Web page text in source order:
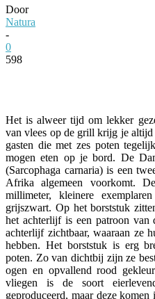
Door
Natura
-
0
598
Het is alweer tijd om lekker
van vlees op de grill krijg je
gasten die met zes poten
mogen eten op je bord. De
(Sarcophaga carnaria) is een
Afrika algemeen voorkomt.
millimeter, kleinere
grijszwart. Op het borststuk
het achterlijf is een patroon
achterlijf zichtbaar, waaraan ze
hebben. Het borststuk is erg
poten. Zo van dichtbij zijn ze
ogen en opvallend rood
vliegen is de soort
geproduceerd, maar deze